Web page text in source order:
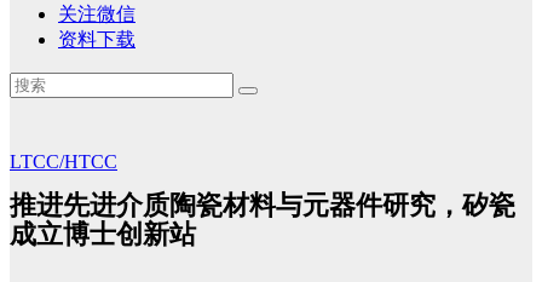
关注微信
资料下载
LTCC/HTCC
推进先进介质陶瓷材料与元器件研究，矽瓷
成立博士创新站